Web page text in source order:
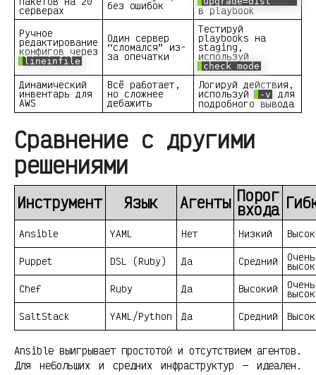
серверах без ошибок
в playbook
Ручное
редактирование
конфигов через
lineinfile
Один сервер
“сломался” из-
за опечатки
Тестируй
playbooks на
staging,
используй
check mode
Динамический
инвентарь для
AWS
Всё работает,
но сложнее
дебажить
Логируй действия,
используй -v
для
подробного вывода
Сравнение с другими
решениями
Инструмент Язык Агенты Порог
входа
Ansible YAML Нет Низкий
Puppet DSL (Ruby) Да Средний Очень
Chef
Ruby Да Высокий Очень
SaltStack
YAML/Python Да Средний
Ansible выигрывает простотой и отсутствием агентов.
Для небольших и средних инфраструктур — идеален.